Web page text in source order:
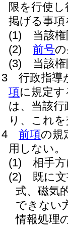
限を行使
掲げる事
(1)
当該
(2)
前号
(3)
当該
3
行政指導
項に規定
は、当該
り、これ
4
前項の規
用しない。
(1)
相手
(2)
既に
式、磁気
できない
情報処理